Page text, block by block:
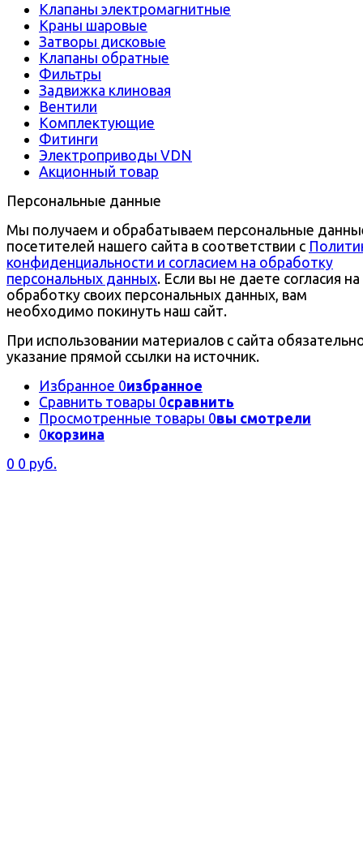
Клапаны электромагнитные
Краны шаровые
Затворы дисковые
Клапаны обратные
Фильтры
Задвижка клиновая
Вентили
Комплектующие
Фитинги
Электроприводы VDN
Акционный товар
Персональные данные
Мы получаем и обрабатываем персональные
посетителей нашего сайта в соответствии с
конфиденциальности и согласием на обработку
персональных данных. Если вы не даете согласия на
обработку своих персональных данных, вам
необходимо покинуть наш сайт.
При использовании материалов с сайта
указание прямой ссылки на источник.
Избранное 0избранное
Сравнить товары 0сравнить
Просмотренные товары 0вы смотрели
0корзина
0 0 руб.